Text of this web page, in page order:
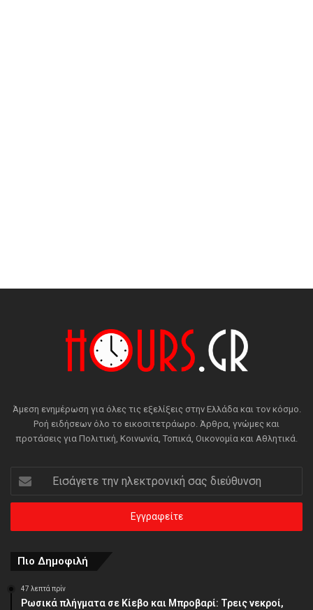
Άμεση ενημέρωση για όλες τις εξελίξεις στην Ελλάδα και τον κόσμο.
Ροή ειδήσεων όλο το εικοσιτετράωρο. Άρθρα, γνώμες και
προτάσεις για Πολιτική, Κοινωνία, Τοπικά, Οικονομία και Αθλητικά.
Εισάγετε
την
ηλεκτρονική
διεύθυνση
Πιο Δημοφιλή
47 λεπτά πρίν
Ρωσικά πλήγματα σε Κίεβο και Μπροβαρί: Τρεις νεκροί,